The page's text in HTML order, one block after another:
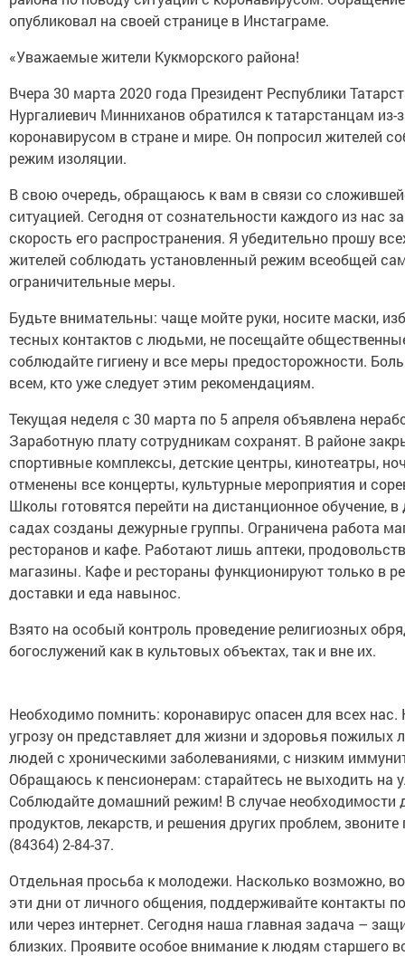
опубликовал на своей странице в Инстаграме.
«Уважаемые жители Кукморского района!
Вчера 30 марта 2020 года Президент Республики
Нургалиевич Минниханов обратился к татарстанцам из-
коронавирусом в стране и мире. Он попросил жителей
режим изоляции.
В свою очередь, обращаюсь к вам в связи со
ситуацией. Сегодня от сознательности каждого из нас
скорость его распространения. Я убедительно прошу
жителей соблюдать установленный режим всеобщей
ограничительные меры.
Будьте внимательны: чаще мойте руки, носите маски,
тесных контактов с людьми, не посещайте
соблюдайте гигиену и все меры предосторожности.
всем, кто уже следует этим рекомендациям.
Текущая неделя с 30 марта по 5 апреля объявлена
Заработную плату сотрудникам сохранят. В районе
спортивные комплексы, детские центры, кинотеатры,
отменены все концерты, культурные мероприятия и
Школы готовятся перейти на дистанционное обучение, в
садах созданы дежурные группы. Ограничена работа
ресторанов и кафе. Работают лишь аптеки,
магазины. Кафе и рестораны функционируют только в
доставки и еда навынос.
Взято на особый контроль проведение религиозных
богослужений как в культовых объектах, так и вне их.
Необходимо помнить: коронавирус опасен для всех
угрозу он представляет для жизни и здоровья пожилых
людей с хроническими заболеваниями, с низким
Обращаюсь к пенсионерам: старайтесь не выходить на
Соблюдайте домашний режим! В случае необходимости
продуктов, лекарств, и решения других проблем,
(84364) 2-84-37.
Отдельная просьба к молодежи. Насколько возможно,
эти дни от личного общения, поддерживайте контакты
или через интернет. Сегодня наша главная задача –
близких. Проявите особое внимание к людям старшего